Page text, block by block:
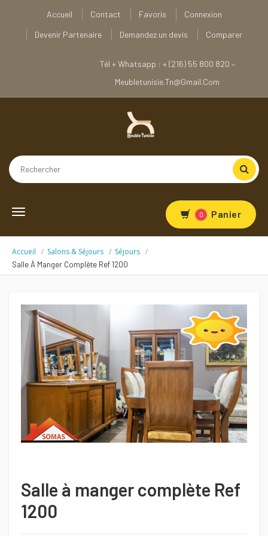
Accueil Contact Favoris
Connexion
Devenir Partenaire
Demandez un devis Comparer
Tél + Whatsapp : + (216) 55 800 820 –
Meubletunisie.tn@gmail.com
Toggle
0 Panier
Accueil Salons & Séjours Séjours
Salle À Manger Complète Ref 1200
Salle à manger complète Ref
1200